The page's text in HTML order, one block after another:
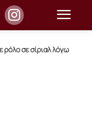
ρόλο σε σίριαλ λόγω